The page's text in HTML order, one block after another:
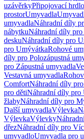
uzávěrkyPřipojovací hrdlo
prostorUmyvadla
umyvadlaNáhradní díly
nábytkuNáhradní díly
deskuNáhradní díly pro
pro UmývátkaRohové
díly pro Polozápustná
pro Zápustná umyvadla
Vestavná umyvadla
ComfortNáhradní díly
pro dětiNáhradní díly pro
žlabyNáhradní díly pro
Další umyvadlaVýlevka
VýlevkaVýlevky
dřezNáhradní díly pro
umyvadloUmyvadla pro